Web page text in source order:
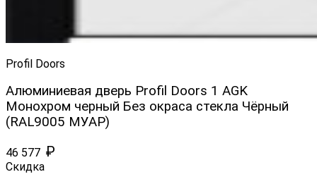
Profil Doors
Алюминиевая дверь Profil Doors 1 AGK
Монохром черный Без окраса стекла Чёрный
(RAL9005 МУАР)
46 577 ₽
Скидка